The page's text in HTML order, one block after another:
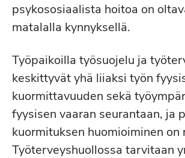
psykososiaalista hoitoa on
matalalla kynnyksellä.
Työpaikoilla työsuojelu ja
keskittyvät yhä liiaksi työn
kuormittavuuden sekä
fyysisen vaaran seurantaan, ja
kuormituksen huomioiminen
Työterveyshuollossa tarvitaan